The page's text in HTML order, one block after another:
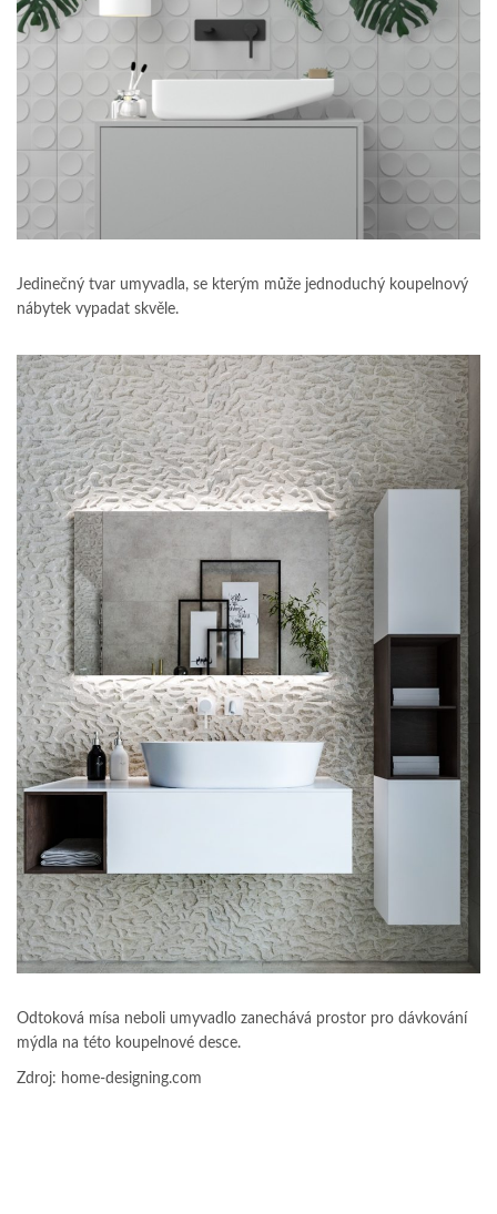
Jedinečný tvar umyvadla, se kterým může jednoduchý koupelnový
nábytek vypadat skvěle.
Odtoková mísa neboli umyvadlo zanechává prostor pro dávkování
mýdla na této koupelnové desce.
Zdroj: home-designing.com